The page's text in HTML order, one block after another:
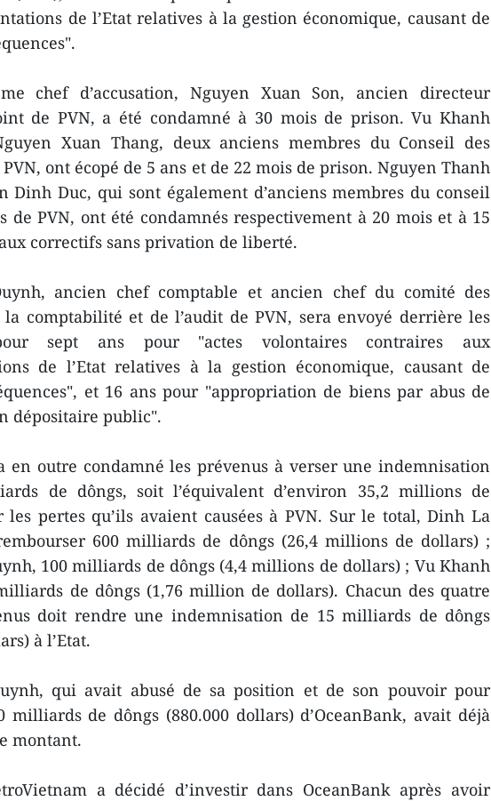
de l’Etat relatives à la gestion économique, causant de
chef d’accusation, Nguyen Xuan Son, ancien directeur
de PVN, a été condamné à 30 mois de prison. Vu Khanh
Xuan Thang, deux anciens membres du Conseil des
ont écopé de 5 ans et de 22 mois de prison. Nguyen Thanh
Dinh Duc, qui sont également d’anciens membres du conseil
de PVN, ont été condamnés respectivement à 20 mois et à 15
correctifs sans privation de liberté.
ancien chef comptable et ancien chef du comité des
comptabilité et de l’audit de PVN, sera envoyé derrière les
sept ans pour "actes volontaires contraires aux
de l’Etat relatives à la gestion économique, causant de
et 16 ans pour "appropriation de biens par abus de
dépositaire public".
en outre condamné les prévenus à verser une indemnisation
de dôngs, soit l’équivalent d’environ 35,2 millions de
les pertes qu’ils avaient causées à PVN. Sur le total, Dinh La
600 milliards de dôngs (26,4 millions de dollars) ;
100 milliards de dôngs (4,4 millions de dollars) ; Vu Khanh
de dôngs (1,76 million de dollars). Chacun des quatre
doit rendre une indemnisation de 15 milliards de dôngs
à l’Etat.
qui avait abusé de sa position et de son pouvoir pour
milliards de dôngs (880.000 dollars) d’OceanBank, avait déjà
montant.
a décidé d’investir dans OceanBank après avoir